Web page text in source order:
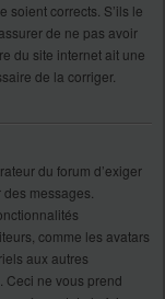
soient corrects. S’ils le
de ne pas avoir
du site internet ait une
de la corriger.
du forum d’exiger
messages.
comme les avatars
aux autres
Ceci ne vous prend